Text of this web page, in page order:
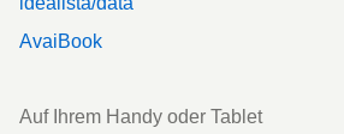
AvaiBook
Auf Ihrem Handy oder Tablet